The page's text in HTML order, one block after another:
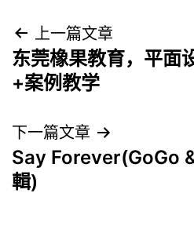
文
章
航
上一篇文章
东莞橡果教育，平面
+案例教学
下一篇文章
Say Forever(GoGo
輯)